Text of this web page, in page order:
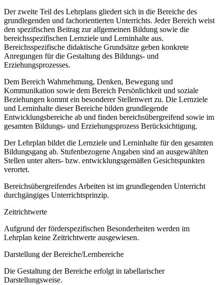
Der zweite Teil des Lehrplans gliedert sich in die Bereiche des
grundlegenden und fachorientierten Unterrichts. Jeder Bereich weist
den spezifischen Beitrag zur allgemeinen Bildung sowie die
bereichsspezifischen Lernziele und Lerninhalte aus.
Bereichsspezifische didaktische Grundsätze geben konkrete
Anregungen für die Gestaltung des Bildungs- und
Erziehungsprozesses.
Dem Bereich Wahrnehmung, Denken, Bewegung und
Kommunikation sowie dem Bereich Persönlichkeit und soziale
Beziehungen kommt ein besonderer Stellenwert zu. Die Lernziele
und Lerninhalte dieser Bereiche bilden grundlegende
Entwicklungsbereiche ab und finden bereichsübergreifend sowie im
gesamten Bildungs- und Erziehungsprozess Berücksichtigung.
Der Lehrplan bildet die Lernziele und Lerninhalte für den gesamten
Bildungsgang ab. Stufenbezogene Angaben sind an ausgewählten
Stellen unter alters- bzw. entwicklungsgemäßen Gesichtspunkten
verortet.
Bereichsübergreifendes Arbeiten ist im grundlegenden Unterricht
durchgängiges Unterrichtsprinzip.
Zeitrichtwerte
Aufgrund der förderspezifischen Besonderheiten werden im
Lehrplan keine Zeitrichtwerte ausgewiesen.
Darstellung der Bereiche/Lernbereiche
Die Gestaltung der Bereiche erfolgt in tabellarischer
Darstellungsweise.